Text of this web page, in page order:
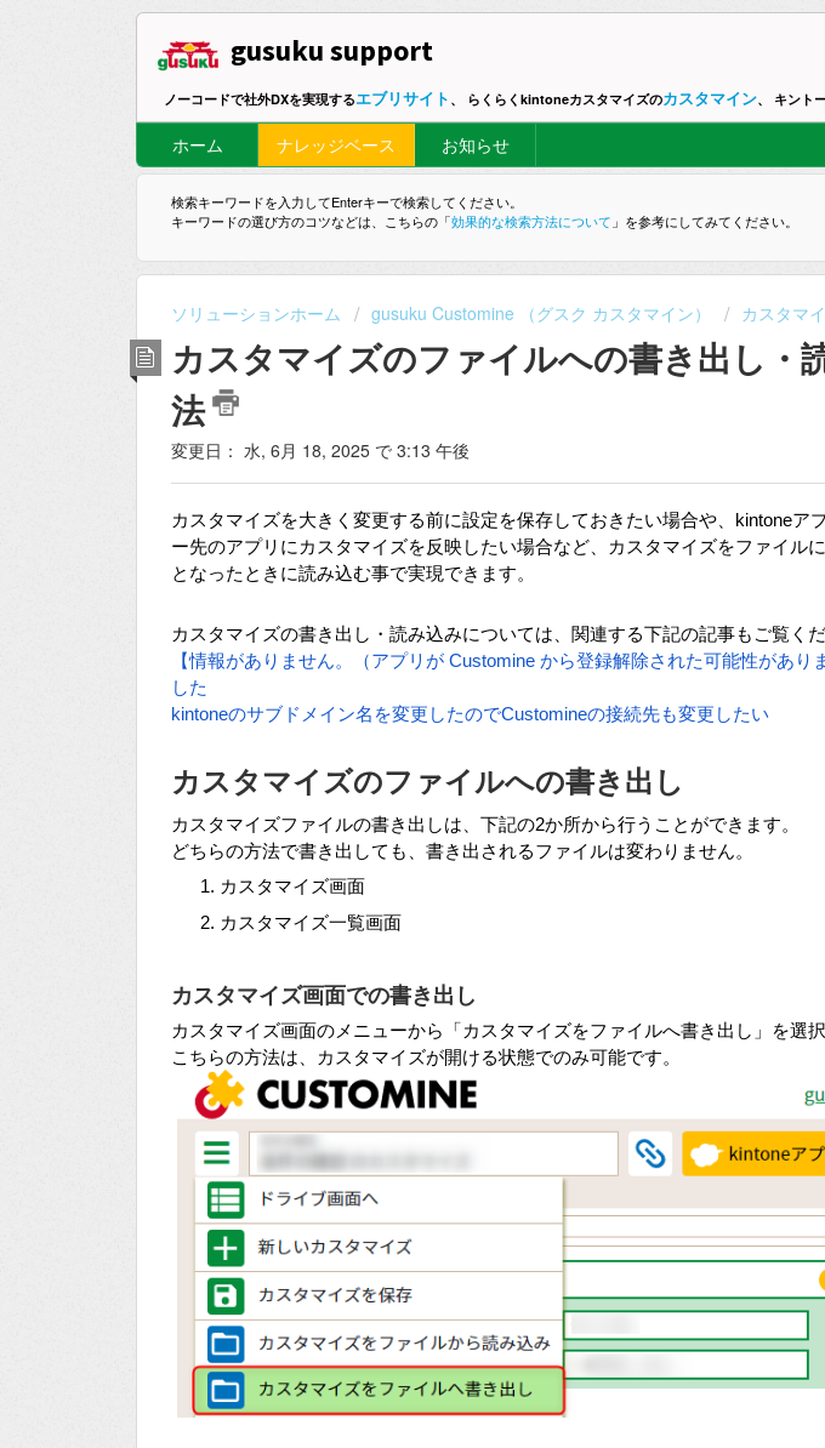
gusuku support
ノーコードで社外DXを実現するエブリサイト 、 らくらくkintoneカスタマイズのカスタマイン、 キント
ホーム ナレッジベース お知らせ
検索キーワードを入力してEnterキーで検索してください。
キーワードの選び方のコツなどは、こちらの「効果的な検索方法について 」を参考にしてみてください。
ソリューションホーム gusuku Customine （グスク カスタマイン） カスタマ
カスタマイズのファイルへの書き出し・
法
変更日： 水, 6月 18, 2025 で 3:13 午後
カスタマイズを大きく変更する前に設定を保存しておきたい場合や、kintoneア
ー先のアプリにカスタマイズを反映したい場合など、カスタマイズをファイル
となったときに読み込む事で実現できます。
カスタマイズの書き出し・読み込みについては、関連する下記の記事もご覧くだ
【情報がありません。（アプリが Customine から登録解除された可能性があり
した
kintoneのサブドメイン名を変更したのでCustomineの接続先も変更したい
カスタマイズのファイルへの書き出し
カスタマイズファイルの書き出しは、下記の2か所から行うことができます。
どちらの方法で書き出しても、書き出されるファイルは変わりません。
カスタマイズ画面
カスタマイズ一覧画面
カスタマイズ画面での書き出し
カスタマイズ画面のメニューから「カスタマイズをファイルへ書き出し」を選
こちらの方法は、カスタマイズが開ける状態でのみ可能です。